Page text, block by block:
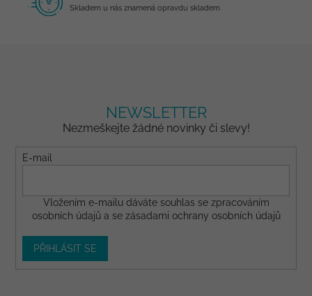
Skladem u nás znamená opravdu skladem
NEWSLETTER
Nezmeškejte žádné novinky či slevy!
E-mail
Vložením e-mailu dáváte souhlas se zpracováním
osobních údajů a se zásadami ochrany osobních údajů
PŘIHLÁSIT SE